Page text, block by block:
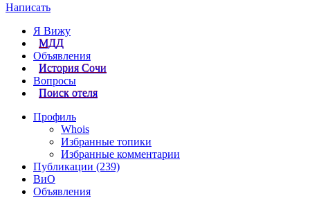
Написать
Я Вижу
МДД
Объявления
История Сочи
Вопросы
Поиск отеля
Профиль
Whois
Избранные топики
Избранные комментарии
Публикации (239)
ВиО
Объявления